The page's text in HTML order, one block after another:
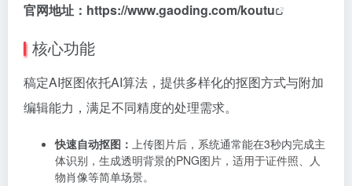
官网地址： https://www.gaoding.com/koutu
核心功能
稿定AI抠图依托AI算法，提供多样化的抠图方式与附加
编辑能力，满足不同精度的处理需求。
快速自动抠图： 上传图片后，系统通常能在3秒内完成主
体识别，生成透明背景的PNG图片，适用于证件照、人
物肖像等简单场景。